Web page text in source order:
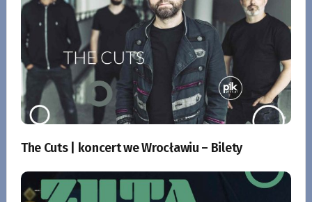
The Cuts | koncert we Wrocławiu – Bilety